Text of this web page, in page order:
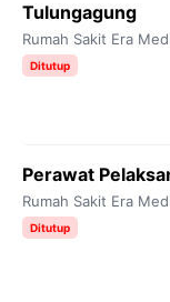
Tulungagung
Rumah Sakit Era
Ditutup
Perawat
Rumah Sakit Era
Ditutup